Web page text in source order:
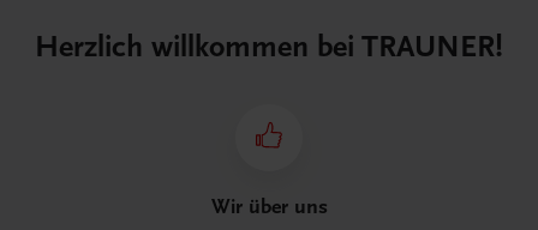
Herzlich willkommen bei TRAUNER!
Wir über uns